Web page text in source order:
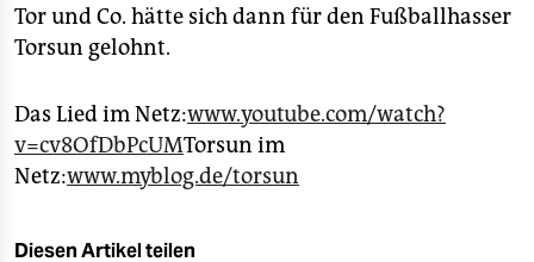
Tor und Co. hätte sich dann für den Fußballhasser
Torsun gelohnt.
Das Lied im Netz:www.youtube.com/watch?
v=cv8OfDbPcUMTorsun im
Netz:www.myblog.de/torsun
Diesen Artikel teilen